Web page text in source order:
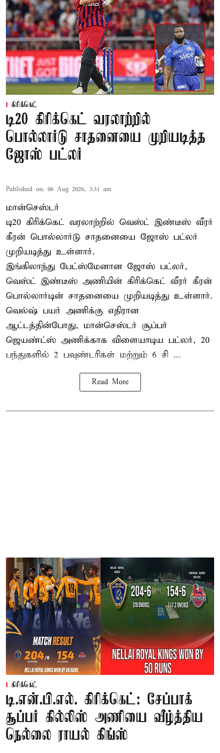
கிரிக்கெட்
டி20 கிரிக்கெட் வரலாற்றில்
பொல்லார்டு சாதனையை முறியடித்த
ஜோஸ் பட்லர்
Published on: 06 Aug 2026, 3:31 am
மான்செஸ்டர்
டி20 கிரிக்கெட் வரலாற்றில் வெஸ்ட் இண்டீஸ் வீரர்
கீரன் பொல்லார்டு சாதனையை ஜோஸ் பட்லர்
முறியடித்து உள்ளார்.
இங்கிலாந்து பேட்ஸ்மேனான ஜோஸ் பட்லர்,
வெஸ்ட் இண்டீஸ் அணியின் கிரிக்கெட் வீரர் கீரன்
பொல்லார்டின் சாதனையை முறியடித்து உள்ளார்.
வெல்ஷ் பயர் அணிக்கு எதிரான
ஆட்டத்தின்போது, மான்செஸ்டர் சூப்பர்
ஜெயண்ட்ஸ் அணிக்காக விளையாடிய பட்லர், 20
பந்துகளில் 2 பவுண்டரிகள் மற்றும் 6 சி ...
Read More
கிரிக்கெட்
டி.என்.பி.எல். கிரிக்கெட்: சேப்பாக்
சூப்பர் கில்லிஸ் அணியை வீழ்த்திய
நெல்லை ராயல் கிங்ஸ்